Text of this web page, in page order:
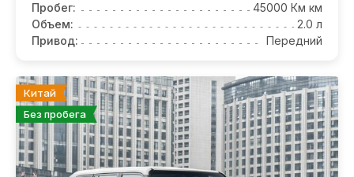
Пробег:
45000 Км км
Объем:
2.0 л
Привод:
Передний
Китай
Без пробега